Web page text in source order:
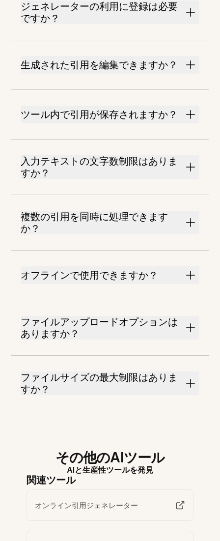
ジェネレーターの利用に登録は必要
ですか？
生成された引用を編集できますか？
ツール内で引用が保存されますか？
入力テキストの文字数制限はありま
すか？
複数の引用を同時に処理できます
か？
オフラインで使用できますか？
ファイルアップロードオプションは
ありますか？
ファイルサイズの最大制限はありま
すか？
その他のAIツール
AIと生産性ツールを発見
関連ツール
オンライン引用ジェネレーター